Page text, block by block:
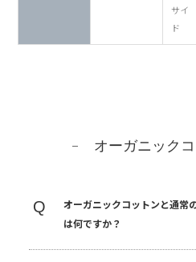
サイ
ド
オーガニック
Q
オーガニックコットンと通常
は何ですか？